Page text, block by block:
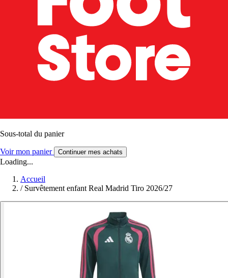
Sous-total du panier
Voir mon panier Continuer mes achats
Loading...
Accueil
/ Survêtement enfant Real Madrid Tiro 2026/27